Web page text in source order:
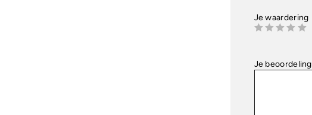
Je waardering
Je beoordeling